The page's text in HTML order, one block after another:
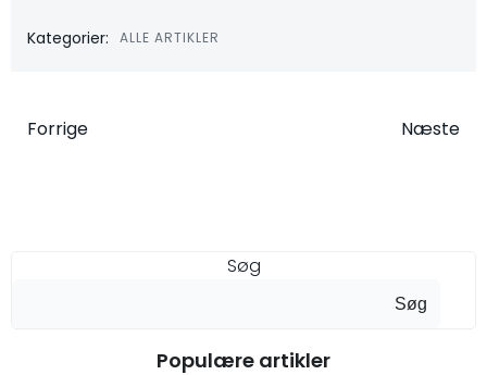
Kategorier: ALLE ARTIKLER
Indlægsnavigation
Forrige Næste
Søg
Søg
Populære artikler